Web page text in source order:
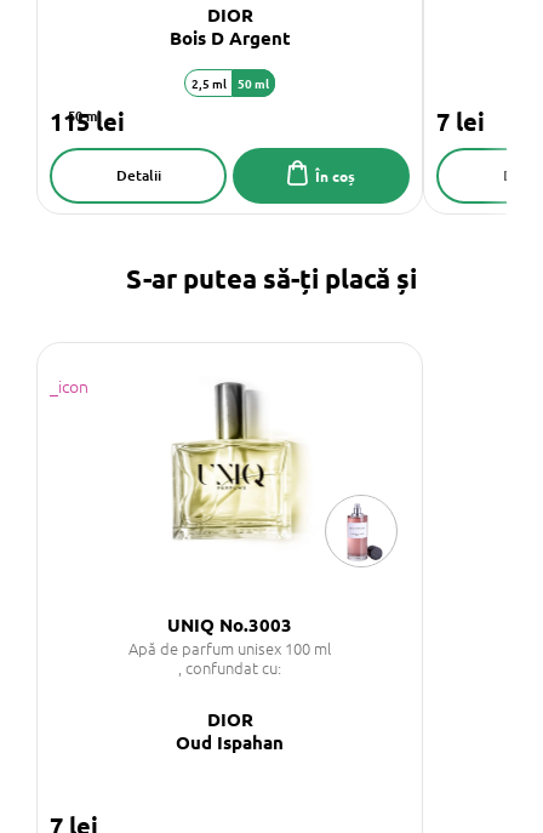
DIOR
Bois D Argent
50 ml
115 lei
În coș
Detalii
2,5 ml 50 ml
7 lei
S-ar putea să-ți placă și
UNIQ No.3003
Apă de parfum unisex 100 ml
, confundat cu:
DIOR
Oud Ispahan
7 lei